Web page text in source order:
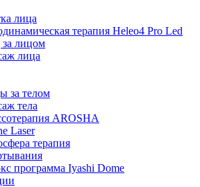
лица
терапия Heleo4 Pro Led
за лицом
лица
за телом
тела
AROSHA
Laser
терапия
программа Iyashi Dome